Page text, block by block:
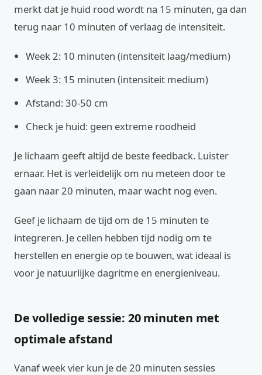
merkt dat je huid rood wordt na 15 minuten, ga dan
terug naar 10 minuten of verlaag de intensiteit.
Week 2: 10 minuten (intensiteit laag/medium)
Week 3: 15 minuten (intensiteit medium)
Afstand: 30-50 cm
Check je huid: geen extreme roodheid
Je lichaam geeft altijd de beste feedback. Luister
ernaar. Het is verleidelijk om nu meteen door te
gaan naar 20 minuten, maar wacht nog even.
Geef je lichaam de tijd om de 15 minuten te
integreren. Je cellen hebben tijd nodig om te
herstellen en energie op te bouwen, wat ideaal is
voor je natuurlijke dagritme en energieniveau.
De volledige sessie: 20 minuten met
optimale afstand
Vanaf week vier kun je de 20 minuten sessies